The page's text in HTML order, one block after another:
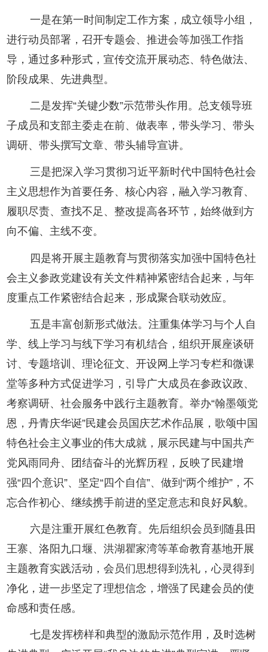
一是在第一时间制定工作方案，成立领导小组，
进行动员部署，召开专题会、推进会等加强工作指
导，通过多种形式，宣传交流开展动态、特色做法、
阶段成果、先进典型。
二是发挥“关键少数”示范带头作用。总支领导班
子成员和支部主委走在前、做表率，带头学习、带头
调研、带头撰写文章、带头辅导宣讲。
三是把深入学习贯彻习近平新时代中国特色社会
主义思想作为首要任务、核心内容，融入学习教育、
履职尽责、查找不足、整改提高各环节，始终做到方
向不偏、主线不变。
四是将开展主题教育与贯彻落实加强中国特色社
会主义参政党建设有关文件精神紧密结合起来，与年
度重点工作紧密结合起来，形成聚合联动效应。
五是丰富创新形式做法。注重集体学习与个人自
学、线上学习与线下学习有机结合，组织开展座谈研
讨、专题培训、理论征文、开设网上学习专栏和微课
堂等多种方式促进学习，引导广大成员在参政议政、
考察调研、社会服务中践行主题教育。举办“翰墨颂党
恩，丹青庆华诞”民建会员国庆艺术作品展，歌颂中国
特色社会主义事业的伟大成就，展示民建与中国共产
党风雨同舟、团结奋斗的光辉历程，反映了民建增
强“四个意识”、坚定“四个自信”、做到“两个维护”，不
忘合作初心、继续携手前进的坚定意志和良好风貌。
六是注重开展红色教育。先后组织会员到随县田
王寨、洛阳九口堰、洪湖瞿家湾等革命教育基地开展
主题教育实践活动，会员们思想得到洗礼，心灵得到
净化，进一步坚定了理想信念，增强了民建会员的使
命感和责任感。
七是发挥榜样和典型的激励示范作用，及时选树